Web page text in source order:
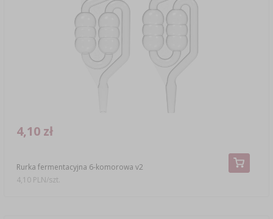
Rurka fermentacyjna 6-komorowa v2
4,10 zł
4,10 PLN/szt.